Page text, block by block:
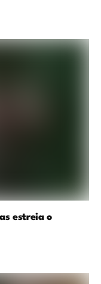
estreia o